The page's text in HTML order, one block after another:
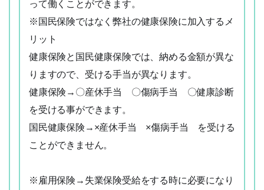
06-6252-0781
って働くことができます。
※国民保険ではなく弊社の健康保険に加入するメ
リット
健康保険と国民健康保険では、納める金額が異な
りますので、受ける手当が異なります。
健康保険→〇産休手当 〇傷病手当 〇健康診断
を受ける事ができます。
国民健康保険→×産休手当 ×傷病手当 を受ける
ことができません。
※雇用保険→失業保険受給をする時に必要になり